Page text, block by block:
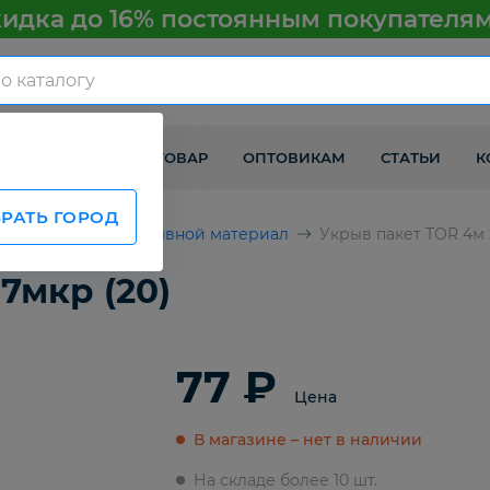
до 16% постоянным
ГОРОД
КАК ПОЛУЧИТЬ ТОВАР ОПТОВИКАМ СТАТЬИ
Укрывной материал Укрыв пакет TOR 4м
(20)
77 ₽ Цена
В магазине – нет в наличии
На складе более 10 шт.